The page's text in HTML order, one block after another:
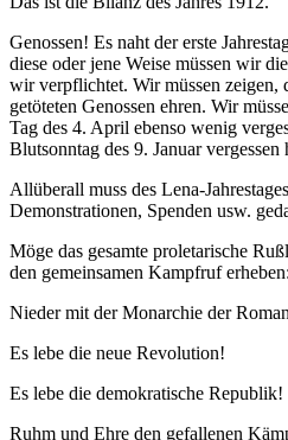
Genossen! Es naht der erste
diese oder jene Weise müssen wir
wir verpflichtet. Wir müssen zeigen,
getöteten Genossen ehren. Wir
Tag des 4. April ebenso wenig
Blutsonntag des 9. Januar vergessen
Allüberall muss des Lena-
Demonstrationen, Spenden usw.
Möge das gesamte proletarische
den gemeinsamen Kampfruf erheben:
Nieder mit der Monarchie der
Es lebe die neue Revolution!
Es lebe die demokratische Republik!
Ruhm und Ehre den gefallenen